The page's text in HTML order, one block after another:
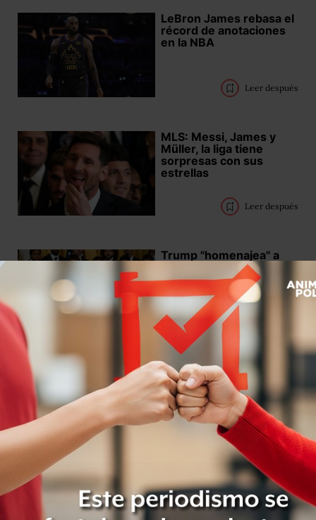
LeBron James rebasa el
récord de anotaciones
en la NBA
Leer después
MLS: Messi, James y
Müller, la liga tiene
sorpresas con sus
estrellas
Leer después
Trump "homenajea" a
Messi y habla de CR7 y
Pelé
Claudia Sheinbaum
regalará su boleto de
inauguración del
Mundial 2026 mediante
concurso de dominadas
Leer después